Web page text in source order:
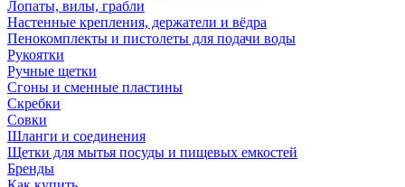
Лопаты, вилы, грабли
Настенные крепления, держатели и вёдра
Пенокомплекты и пистолеты для подачи воды
Рукоятки
Ручные щетки
Сгоны и сменные пластины
Скребки
Совки
Шланги и соединения
Щетки для мытья посуды и пищевых емкостей
Бренды